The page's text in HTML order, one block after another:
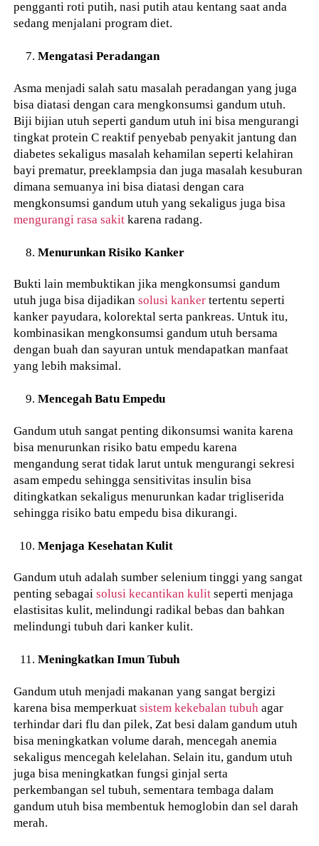
pengganti roti putih, nasi putih atau kentang saat anda
sedang menjalani program diet.
Mengatasi Peradangan
Asma menjadi salah satu masalah peradangan yang juga
bisa diatasi dengan cara mengkonsumsi gandum utuh.
Biji bijian utuh seperti gandum utuh ini bisa mengurangi
tingkat protein C reaktif penyebab penyakit jantung dan
diabetes sekaligus masalah kehamilan seperti kelahiran
bayi prematur, preeklampsia dan juga masalah kesuburan
dimana semuanya ini bisa diatasi dengan cara
mengkonsumsi gandum utuh yang sekaligus juga bisa
mengurangi rasa sakit karena radang.
Menurunkan Risiko Kanker
Bukti lain membuktikan jika mengkonsumsi gandum
utuh juga bisa dijadikansolusi kanker tertentu seperti
kanker payudara, kolorektal serta pankreas. Untuk itu,
kombinasikan mengkonsumsi gandum utuh bersama
dengan buah dan sayuran untuk mendapatkan manfaat
yang lebih maksimal.
Mencegah Batu Empedu
Gandum utuh sangat penting dikonsumsi wanita karena
bisa menurunkan risiko batu empedu karena
mengandung serat tidak larut untuk mengurangi sekresi
asam empedu sehingga sensitivitas insulin bisa
ditingkatkan sekaligus menurunkan kadar trigliserida
sehingga risiko batu empedu bisa dikurangi.
Menjaga Kesehatan Kulit
Gandum utuh adalah sumber selenium tinggi yang sangat
penting sebagaisolusi kecantikan kulit seperti menjaga
elastisitas kulit, melindungi radikal bebas dan bahkan
melindungi tubuh dari kanker kulit.
Meningkatkan Imun Tubuh
Gandum utuh menjadi makanan yang sangat bergizi
karena bisa memperkuatsistem kekebalan tubuh agar
terhindar dari flu dan pilek, Zat besi dalam gandum utuh
bisa meningkatkan volume darah, mencegah anemia
sekaligus mencegah kelelahan. Selain itu, gandum utuh
juga bisa meningkatkan fungsi ginjal serta
perkembangan sel tubuh, sementara tembaga dalam
gandum utuh bisa membentuk hemoglobin dan sel darah
merah.